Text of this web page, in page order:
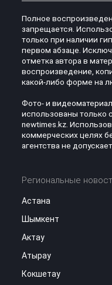
Полное
запрещается.
только при наличии
первом абзаце.
отметка автора в
воспроизведение,
какой-либо форме на
Фото- и
использованы только
newtimes.kz.
коммерческих целях
агентства не
Региональные
Астана
Шымкент
Актау
Атырау
Кокшетау